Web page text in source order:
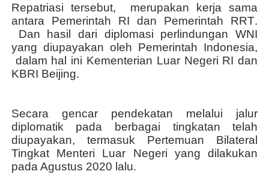
Repatriasi tersebut,
merupakan kerja sama
antara Pemerintah RI dan Pemerintah RRT.
Dan hasil dari diplomasi perlindungan WNI
yang diupayakan oleh Pemerintah Indonesia,
dalam hal ini Kementerian Luar Negeri RI dan
KBRI Beijing.
Secara gencar pendekatan melalui jalur
diplomatik pada berbagai tingkatan telah
diupayakan, termasuk Pertemuan Bilateral
Tingkat Menteri Luar Negeri yang dilakukan
pada Agustus 2020 lalu.